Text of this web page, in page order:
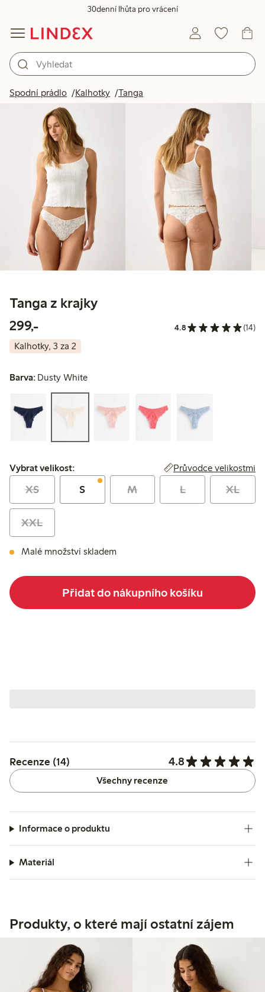
30denní lhůta pro vrácení
Spodní prádlo Kalhotky Tanga
Tanga z krajky
299,-299,00 Kč 4.8 (14)
Kalhotky, 3 za 2
Barva: Dusty White
Vybrat velikost:
Vybrat velikost: Průvodce velikostmi
XS S M L XL
XXL
Malé množství skladem
Přidat do nákupního košíku
Recenze (14) 4.8
Všechny recenze
Informace o produktu
Materiál
Produkty, o které mají ostatní zájem